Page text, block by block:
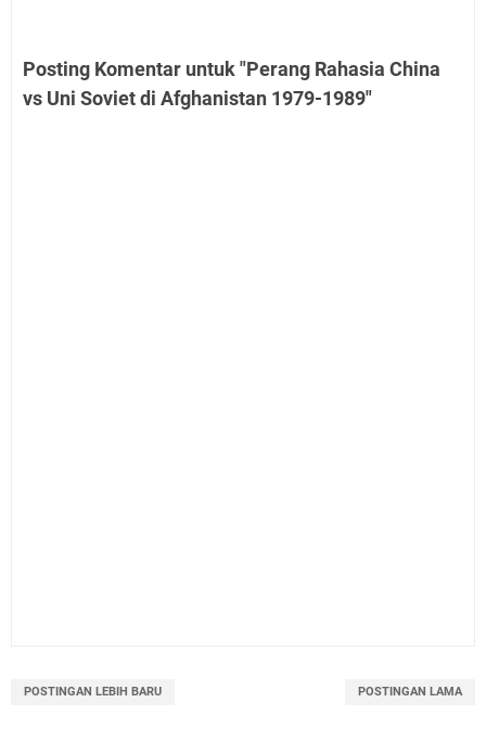
Posting Komentar untuk "Perang Rahasia China
vs Uni Soviet di Afghanistan 1979-1989"
POSTINGAN LEBIH BARU POSTINGAN LAMA